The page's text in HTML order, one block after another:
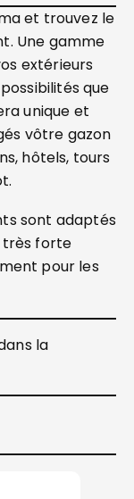
et trouvez le
Une gamme
extérieurs
que
unique et
vôtre gazon
hôtels, tours
sont adaptés
très forte
pour les